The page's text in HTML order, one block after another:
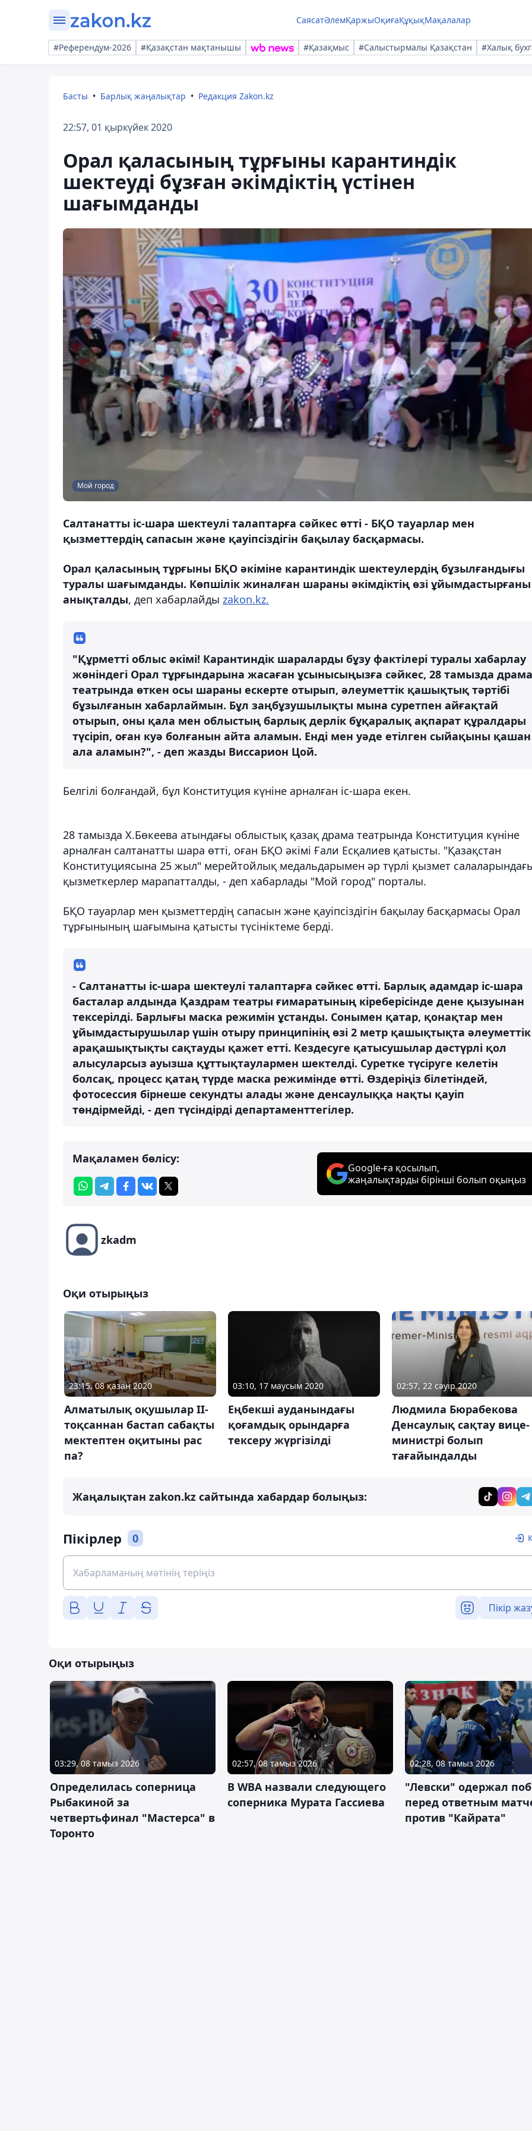
СаясатӘлемҚаржыОқиғаҚұқықМақалалар
#Референдум-2026 #Қазақстан мақтанышы #Қазақмыс #Салыстырмалы Қазақстан #Халық
Басты Барлық жаңалықтар Редакция Zakon.kz
22:57, 01 қыркүйек 2020
Орал қаласының тұрғыны карантиндік
шектеуді бұзған әкімдіктің үстінен
шағымданды
Мой город
Салтанатты іс-шара шектеулі талаптарға сәйкес өтті - БҚО тауарлар мен
қызметтердің сапасын және қауіпсіздігін бақылау басқармасы.
Орал қаласының тұрғыны БҚО әкіміне карантиндік шектеулердің бұзылғандығы
туралы шағымданды. Көпшілік жиналған шараны әкімдіктің өзі ұйымдастырғаны
анықталды, деп хабарлайды zakon.kz.
"Құрметті облыс әкімі! Карантиндік шараларды бұзу фактілері туралы хабарлау
жөніндегі Орал тұрғындарына жасаған ұсынысыңызға сәйкес, 28 тамызда драма
театрында өткен осы шараны ескерте отырып, әлеуметтік қашықтық тәртібі
бұзылғанын хабарлаймын. Бұл заңбұзушылықты мына суретпен айғақтай
отырып, оны қала мен облыстың барлық дерлік бұқаралық ақпарат құралдары
түсіріп, оған куә болғанын айта аламын. Енді мен уәде етілген сыйақыны қашан
ала аламын?", - деп жазды Виссарион Цой.
Белгілі болғандай, бұл Конституция күніне арналған іс-шара екен.
28 тамызда Х.Бөкеева атындағы облыстық қазақ драма театрында Конституция күніне
арналған салтанатты шара өтті, оған БҚО әкімі Ғали Есқалиев қатысты. "Қазақстан
Конституциясына 25 жыл" мерейтойлық медальдарымен әр түрлі қызмет
қызметкерлер марапатталды, - деп хабарлады "Мой город" порталы.
БҚО тауарлар мен қызметтердің сапасын және қауіпсіздігін бақылау басқармасы Орал
тұрғынының шағымына қатысты түсініктеме берді.
- Салтанатты іс-шара шектеулі талаптарға сәйкес өтті. Барлық адамдар іс-шара
басталар алдында Қаздрам театры ғимаратының кіреберісінде дене қызуынан
тексерілді. Барлығы маска режимін ұстанды. Сонымен қатар, қонақтар мен
ұйымдастырушылар үшін отыру принципінің өзі 2 метр қашықтықта әлеуметтік
арақашықтықты сақтауды қажет етті. Кездесуге қатысушылар дәстүрлі қол
алысуларсыз ауызша құттықтаулармен шектелді. Суретке түсіруге келетін
болсақ, процесс қатаң түрде маска режимінде өтті. Өздеріңіз білетіндей,
фотосессия бірнеше секундты алады және денсаулыққа нақты қауіп
төндірмейді, - деп түсіндірді департаменттегілер.
Мақаламен бөлісу:
Google-ға қосылып,
жаңалықтарды бірінші болып оқыңыз
zkadm
Оқи отырыңыз
23:15, 08 қазан 2020
Алматылық оқушылар ІІ-
тоқсаннан бастап сабақты
мектептен оқитыны рас
па?
03:10, 17 маусым 2020
Еңбекші ауданындағы
қоғамдық орындарға
тексеру жүргізілді
02:57, 22 сәуір 2020
Людмила Бюрабекова
Денсаулық сақтау вице-
министрі болып
тағайындалды
Жаңалықтан zakon.kz сайтында хабардар болыңыз:
Пікірлер 0
Пікір
Оқи отырыңыз
03:29, 08 тамыз 2026
Определилась соперница
Рыбакиной за
четвертьфинал "Мастерса" в
Торонто
02:57, 08 тамыз 2026
В WBA назвали следующего
соперника Мурата Гассиева
02:28, 08 тамыз 2026
"Левски" одержал
перед ответным
против "Кайрата"